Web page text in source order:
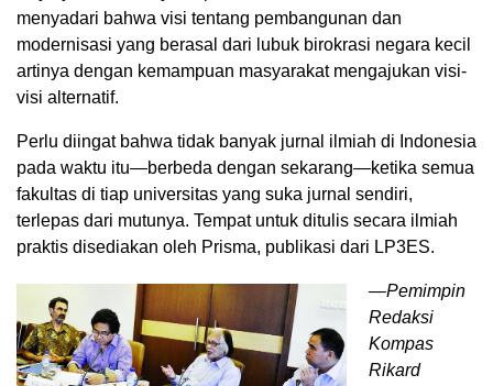
menyadari bahwa visi tentang pembangunan dan
modernisasi yang berasal dari lubuk birokrasi negara kecil
artinya dengan kemampuan masyarakat mengajukan visi-
visi alternatif.
Perlu diingat bahwa tidak banyak jurnal ilmiah di Indonesia
pada waktu itu—berbeda dengan sekarang—ketika semua
fakultas di tiap universitas yang suka jurnal sendiri,
terlepas dari mutunya. Tempat untuk ditulis secara ilmiah
praktis disediakan oleh Prisma, publikasi dari LP3ES.
—Pemimpin
Redaksi
Kompas
Rikard